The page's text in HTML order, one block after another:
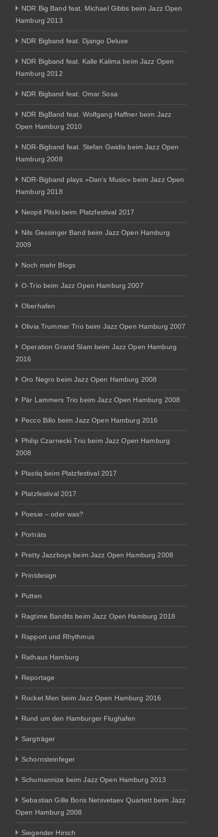
NDR Big Band feat. Michael Gibbs beim Jazz Open
Hamburg 2013
NDR Bigband feat. Django Deluxe
NDR Bigband feat. Kalle Kalima beim Jazz Open
Hamburg 2012
NDR Bigband feat. Omar Sosa
NDR BigBand feat. Wolfgang Haffner beim Jazz
Open Hamburg 2010
NDR-Bigband feat. Stefan Gwidis beim Jazz Open
Hamburg 2008
NDR-Bigband plays »Dan’s Music« beim Jazz Open
Hamburg 2018
Neopit Pilski beim Platzfestival 2017
Nils Gessinger Band beim Jazz Open Hamburg
2009
Noch mehr Blogs
O-Trio beim Jazz Open Hamburg 2007
Oberhafen
Olivia Trummer Trio beim Jazz Open Hamburg 2007
Operation Grand Slam beim Jazz Open Hamburg
2016
Oro Negro beim Jazz Open Hamburg 2008
Pär Lammers Trio beim Jazz Open Hamburg 2008
Pecco Billo beim Jazz Open Hamburg 2016
Philip Czarnecki Trio beim Jazz Open Hamburg
2008
Plastiq beim Platzfestival 2017
Platzfestival 2017
Poesie – oder was?
Porträts
Pretty Jazzboys beim Jazz Open Hamburg 2008
Printdesign
Putten
Ragtime Bandits beim Jazz Open Hamburg 2018
Rapport und Rhythmus
Rathaus Hamburg
Reportage
Rocket Men beim Jazz Open Hamburg 2016
Rund um den Hamburger Flughafen
Sargträger
Schornsteinfeger
Schumannize beim Jazz Open Hamburg 2013
Sebastian Gille Boris Netsvetaev Quartett beim Jazz
Open Hamburg 2008
Siegender Hirsch